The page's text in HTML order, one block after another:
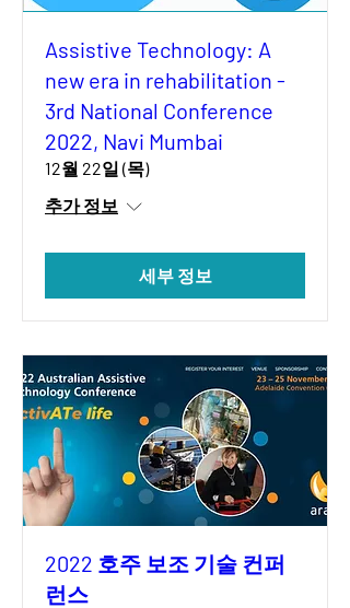
Assistive Technology: A
new era in rehabilitation -
3rd National Conference
2022, Navi Mumbai
12월 22일 (목)
추가 정보
세부 정보
2022 호주 보조 기술 컨퍼
런스